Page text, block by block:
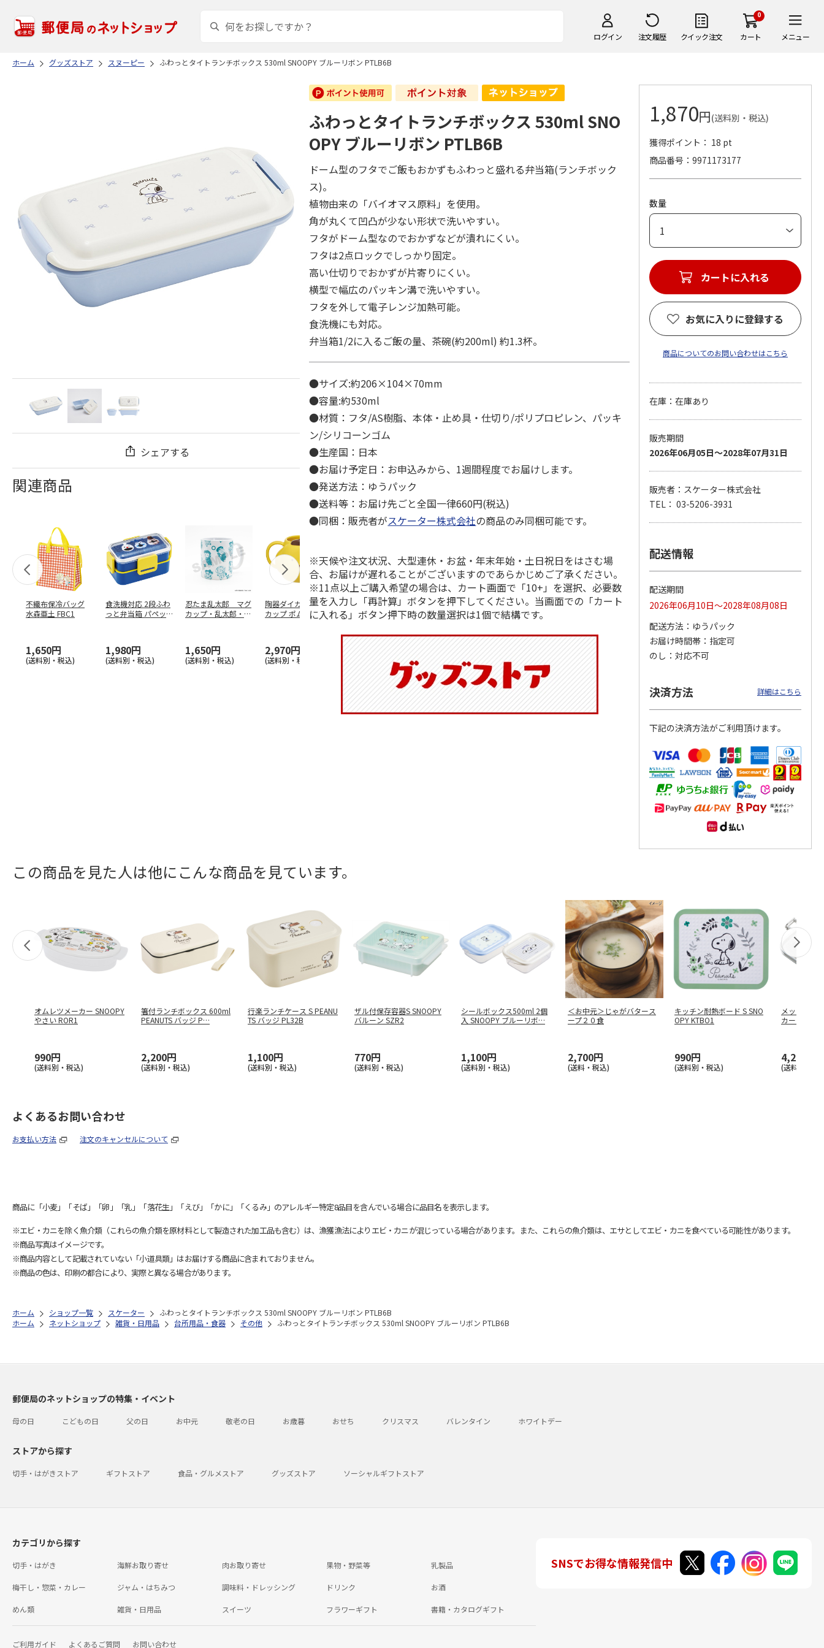
ログイン 注文履歴 クイック注文
0
カート メニュー
ホーム グッズストア スヌーピー ふわっとタイトランチボックス 530ml SNOOPY ブルーリボン PTLB6B
シェアする
関連商品
不織布保冷バッグ
水森亜土 FBC1
1,650円
(送料別・税込)
食洗機対応 2段ふわ
っと弁当箱 パペッ
1,980円
(送料別・税込)
忍たま乱太郎 マグ
カップ・乱太郎・き
1,650円
(送料別・税込)
陶器ダイカットマグ
カップ ポムポムプ
2,970円
(送料別・税込)
抗菌食洗機対応 ふ
わっと弁当箱 530ml
1,760円
(送料別・税込)
ふわっとフタタイト
ランチボックス角型
R…
1,485円
(送料別・税込)
マスコット入りドリ
ンクボトル ハロー
3,300円
(送料別・税込)
コーデュロイ生地ラ
2,200円
(送料別・税込)
マスコット付箸・箸
支箸 ポムポムプ…
1,320円
(送料別・税込)
八角形ステンレスマ
ふわっとタイトランチボックス 530ml SNO
OPY ブルーリボン PTLB6B
ドーム型のフタでご飯もおかずもふわっと盛れる弁当箱(ランチボック
ス)。
植物由来の「バイオマス原料」を使用。
角が丸くて凹凸が少ない形状で洗いやすい。
フタがドーム型なのでおかずなどが潰れにくい。
フタは2点ロックでしっかり固定。
高い仕切りでおかずが片寄りにくい。
横型で幅広のパッキン溝で洗いやすい。
フタを外して電子レンジ加熱可能。
食洗機にも対応。
弁当箱1/2に入るご飯の量、茶碗(約200ml) 約1.3杯。
●サイズ:約206×104×70mm
●容量:約530ml
●材質：フタ/AS樹脂、本体・止め具・仕切り/ポリプロピレン、パッキ
ン/シリコーンゴム
●生産国：日本
●お届け予定日：お申込みから、1週間程度でお届けします。
●発送方法：ゆうパック
●送料等：お届け先ごと全国一律660円(税込)
●同梱：販売者がスケーター株式会社の商品のみ同梱可能です。
※天候や注文状況、大型連休・お盆・年末年始・土日祝日をはさむ場
合、お届けが遅れることがございますのであらかじめご了承ください。
※11点以上ご購入希望の場合は、カート画面で「10+」を選択、必要数
量を入力し「再計算」ボタンを押下してください。当画面での「カート
に入れる」ボタン押下時の数量選択は1個で結構です。
1,870円(送料別・税込)
獲得ポイント： 18 pt
商品番号
9971173177
数量
カートに入れる
お気に入りに登録する
商品についてのお問い合わせはこちら
在庫：在庫あり
販売期間
2026年06月05日～2028年07月31日
販売者：スケーター株式会社
TEL： 03-5206-3931
配送情報
配送期間
2026年06月10日～2028年08月08日
配送方法
ゆうパック
お届け時間帯
指定可
のし
対応不可
決済方法 詳細はこちら
下記の決済方法がご利用頂けます。
この商品を見た人は他にこんな商品を見ています。
オムレツメーカー SNOOPY
やさい ROR1
990円
(送料別・税込)
箸付ランチボックス 600ml
PEANUTS バッジ P…
2,200円
(送料別・税込)
行楽ランチケース S PEANU
TS バッジ PL32B
1,100円
(送料別・税込)
ザル付保存容器S SNOOPY
バルーン SZR2
770円
(送料別・税込)
シールボックス500ml 2個
入 SNOOPY ブルーリボ…
1,100円
(送料別・税込)
＜お中元＞じゃがバタース
ープ２０食
2,700円
(送料・税込)
キッチン耐熱ボード S SNO
OPY KTBO1
990円
(送料別・税込)
メッシュホ
カー
4,290円
(送料別・税
よくあるお問い合わせ
お支払い方法 注文のキャンセルについて
商品に「小麦」「そば」「卵」「乳」「落花生」「えび」「かに」「くるみ」のアレルギー特定8品目を含んでいる場合に品目名を表示します。
※エビ・カニを除く魚介類（これらの魚介類を原材料として製造された加工品も含む）は、漁獲漁法によりエビ・カニが混じっている場合があります。また、これらの魚介類は、エサとしてエビ・カニを食べている可能性があります。
※商品写真はイメージです。
※商品内容として記載されていない「小道具類」はお届けする商品に含まれておりません。
※商品の色は、印刷の都合により、実際と異なる場合があります。
ホーム ショップ一覧 スケーター
ふわっとタイトランチボックス 530ml SNOOPY ブルーリボン PTLB6B
ホーム
ネットショップ 雑貨・日用品 台所用品・食器 その他 ふわっとタイトランチボックス 530ml SNOOPY ブルーリボン PTLB6B
郵便局のネットショップの特集・イベント
母の日 こどもの日 父の日 お中元 敬老の日 お歳暮 おせち クリスマス バレンタイン ホワイトデー
ストアから探す
切手・はがきストア ギフトストア 食品・グルメストア グッズストア ソーシャルギフトストア
カテゴリから探す
切手・はがき 海鮮お取り寄せ 肉お取り寄せ 果物・野菜等 乳製品
梅干し・惣菜・カレー ジャム・はちみつ 調味料・ドレッシング ドリンク お酒
めん類 雑貨・日用品 スイーツ フラワーギフト 書籍・カタログギフト
ご利用ガイド よくあるご質問 お問い合わせ
SNSでお得な情報発信中